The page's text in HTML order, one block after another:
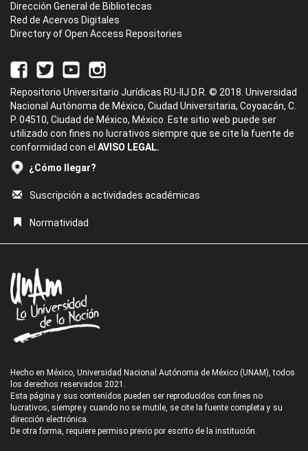
Dirección General de Bibliotecas
Red de Acervos Digitales
Directory of Open Access Repositories
Repositorio Universitario Jurídicas RU-IIJ D.R. © 2018. Universidad
Nacional Autónoma de México, Ciudad Universitaria, Coyoacán, C.
P. 04510, Ciudad de México, México. Este sitio web puede ser
utilizado con fines no lucrativos siempre que se cite la fuente de
conformidad con el AVISO LEGAL.
¿Cómo llegar?
Suscripción a actividades académicas
Normatividad
Hecho en México, Universidad Nacional Autónoma de México (UNAM), todos
los derechos reservados 2021.
Esta página y sus contenidos pueden ser reproducidos con fines no
lucrativos, siempre y cuando no se mutile, se cite la fuente completa y su
dirección electrónica.
De otra forma, requiere permiso previo por escrito de la institución.